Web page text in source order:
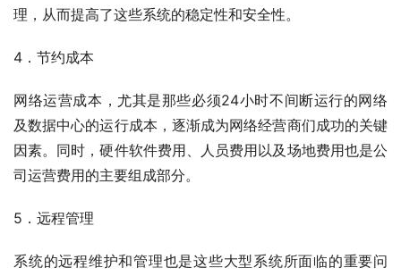
理，从而提高了这些系统的稳定性和安全性。
4．节约成本
网络运营成本，尤其是那些必须24小时不间断运行的网络
及数据中心的运行成本，逐渐成为网络经营商们成功的关键
因素。同时，硬件软件费用、人员费用以及场地费用也是公
司运营费用的主要组成部分。
5．远程管理
系统的远程维护和管理也是这些大型系统所面临的重要问